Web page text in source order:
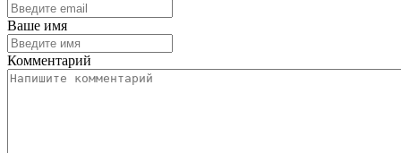
Ваше имя
Комментарий